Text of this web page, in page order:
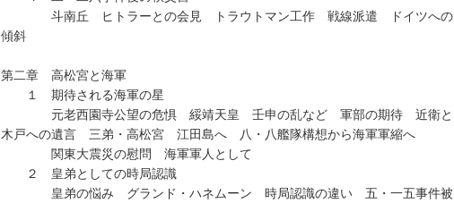
斗南丘 ヒトラーとの会見 トラウトマン工作 戦線派遣 ドイツへの
傾斜
第二章 高松宮と海軍
１ 期待される海軍の星
元老西園寺公望の危惧 綏靖天皇 壬申の乱など 軍部の期待 近衛と
木戸への遺言 三弟・高松宮 江田島へ 八・八艦隊構想から海軍軍縮へ
関東大震災の慰問 海軍軍人として
２ 皇弟としての時局認識
皇弟の悩み グランド・ハネムーン 時局認識の違い 五・一五事件被